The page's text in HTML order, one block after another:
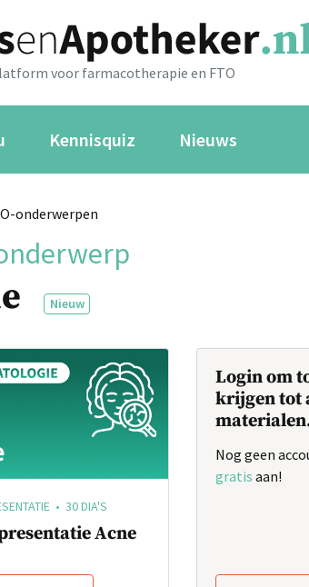
voor farmacotherapie en FTO
Kennisquiz Nieuws
onderwerpen
Nieuw
• 30 DIA'S
Acne
Login om
krijgen tot
Nog geen
gratis aan!